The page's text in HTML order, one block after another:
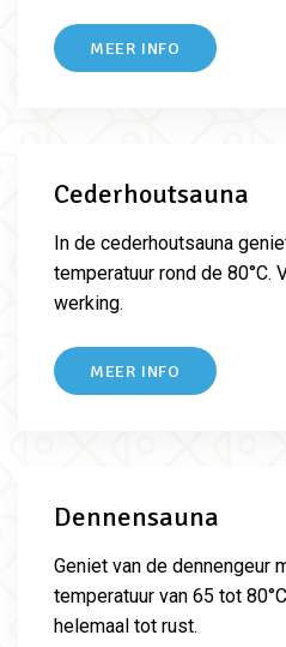
MEER INFO
Cederhoutsauna
In de cederhoutsauna
temperatuur rond de 80°C.
werking.
MEER INFO
Dennensauna
Geniet van de dennengeur
temperatuur van 65 tot
helemaal tot rust.